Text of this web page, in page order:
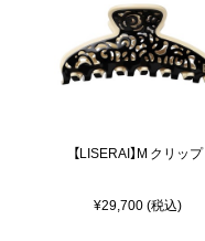
【LISERAI】M クリップ
¥29,700 (税込)